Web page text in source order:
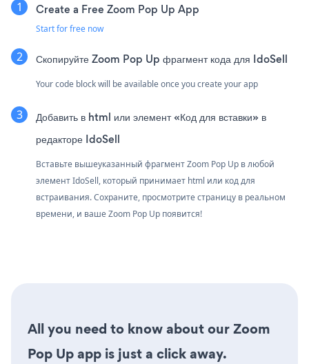
Create a Free Zoom Pop Up App
Start for free now
Скопируйте Zoom Pop Up фрагмент кода для IdoSell
Your code block will be available once you create your app
Добавить в html или элемент «Код для вставки» в
редакторе IdoSell
Вставьте вышеуказанный фрагмент Zoom Pop Up в любой
элемент IdoSell, который принимает html или код для
встраивания. Сохраните, просмотрите страницу в реальном
времени, и ваше Zoom Pop Up появится!
All you need to know about our Zoom
Pop Up app is just a click away.